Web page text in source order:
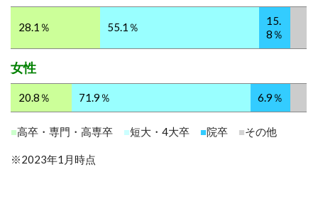
28.1％ 55.1％
15.
8％
女性
20.8％ 71.9％ 6.9％
■高卒・専門・高専卒 ■短大・4大卒 ■院卒 ■その他
※2023年1月時点